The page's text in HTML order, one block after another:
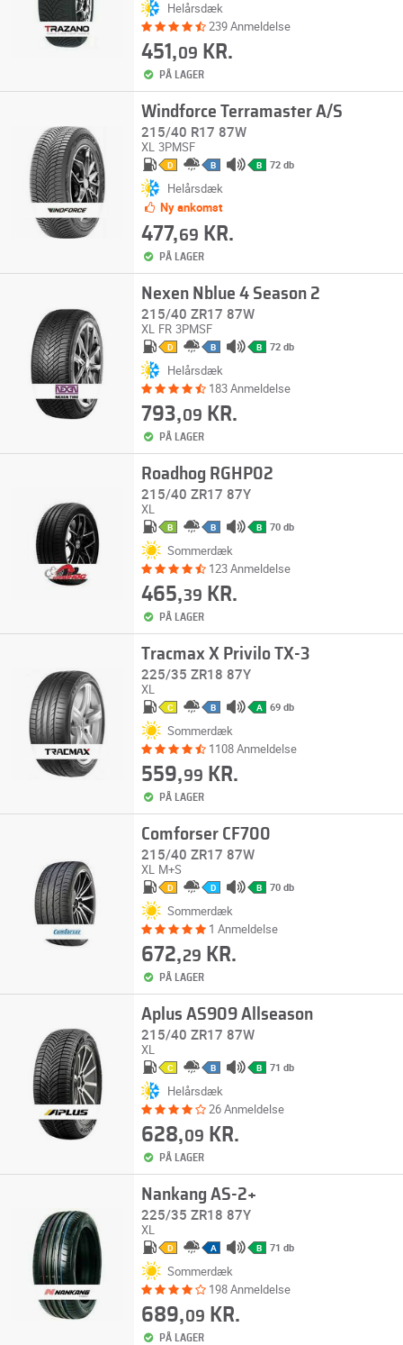
Helårsdæk
239 Anmeldelse
451,09 KR.
PÅ LAGER
Windforce Terramaster A/S
215/40 R17 87W
XL 3PMSF
D B B 72 db
Helårsdæk
Ny ankomst
477,69 KR.
PÅ LAGER
Nexen Nblue 4 Season 2
215/40 ZR17 87W
XL FR 3PMSF
D B B 72 db
Helårsdæk
183 Anmeldelse
793,09 KR.
PÅ LAGER
Roadhog RGHP02
215/40 ZR17 87Y
XL
B B B 70 db
Sommerdæk
123 Anmeldelse
465,39 KR.
PÅ LAGER
Tracmax X Privilo TX-3
225/35 ZR18 87Y
XL
C B A 69 db
Sommerdæk
1108 Anmeldelse
559,99 KR.
PÅ LAGER
Comforser CF700
215/40 ZR17 87W
XL M+S
D D B 70 db
Sommerdæk
1 Anmeldelse
672,29 KR.
PÅ LAGER
Aplus AS909 Allseason
215/40 ZR17 87W
XL
C B B 71 db
Helårsdæk
26 Anmeldelse
628,09 KR.
PÅ LAGER
Nankang AS-2+
225/35 ZR18 87Y
XL
D A B 71 db
Sommerdæk
198 Anmeldelse
689,09 KR.
PÅ LAGER